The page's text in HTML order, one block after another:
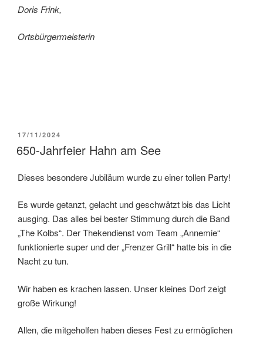
Doris Frink,
Ortsbürgermeisterin
VERÖFFENTLICHT
17/11/2024
650-Jahrfeier Hahn am See
Dieses besondere Jubiläum wurde zu einer tollen Party!
Es wurde getanzt, gelacht und geschwätzt bis das Licht
ausging. Das alles bei bester Stimmung durch die Band
„The Kolbs“. Der Thekendienst vom Team „Annemie“
funktionierte super und der „Frenzer Grill“ hatte bis in die
Nacht zu tun.
Wir haben es krachen lassen. Unser kleines Dorf zeigt
große Wirkung!
Allen, die mitgeholfen haben dieses Fest zu ermöglichen